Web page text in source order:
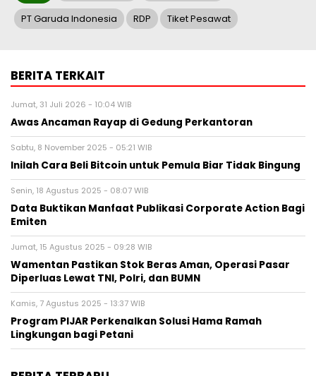
PT Garuda Indonesia RDP Tiket Pesawat
BERITA TERKAIT
Jumat, 31 Juli 2026 - 10:04 WIB
Awas Ancaman Rayap di Gedung Perkantoran
Sabtu, 8 November 2025 - 05:21 WIB
Inilah Cara Beli Bitcoin untuk Pemula Biar Tidak Bingung
Senin, 18 Agustus 2025 - 08:07 WIB
Data Buktikan Manfaat Publikasi Corporate Action Bagi
Emiten
Jumat, 15 Agustus 2025 - 09:28 WIB
Wamentan Pastikan Stok Beras Aman, Operasi Pasar
Diperluas Lewat TNI, Polri, dan BUMN
Kamis, 7 Agustus 2025 - 13:37 WIB
Program PIJAR Perkenalkan Solusi Hama Ramah
Lingkungan bagi Petani